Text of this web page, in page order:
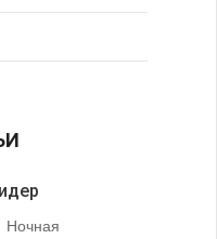
Ночная